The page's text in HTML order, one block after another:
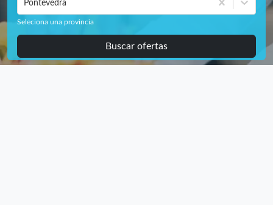
Pontevedra
Seleciona una provincia
Buscar ofertas